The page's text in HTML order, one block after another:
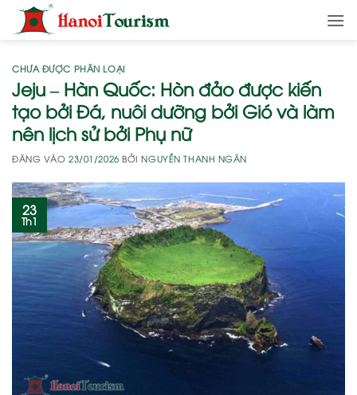
qua
dung
CHƯA ĐƯỢC PHÂN LOẠI
Jeju – Hàn Quốc: Hòn đảo được kiến
tạo bởi Đá, nuôi dưỡng bởi Gió và làm
nên lịch sử bởi Phụ nữ
ĐĂNG VÀO23/01/2026 BỞINGUYỄN THANH NGÂN
23
Th1